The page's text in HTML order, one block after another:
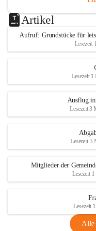
Artikel
Aufruf: Grundstücke für
Lesezeit
Lesezeit 1
Ausflug
Lesezeit 3
Lesezeit 3
Mitglieder der
Lesezeit
Lesezeit
Alle